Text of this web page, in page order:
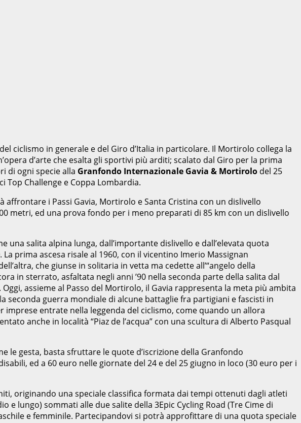
ciclismo in generale e del Giro d’Italia in particolare. Il Mortirolo collega la
d’arte che esalta gli sportivi più arditi; scalato dal Giro per la prima
di ogni specie alla Granfondo Internazionale Gavia & Mortirolo del 25
Top Challenge e Coppa Lombardia.
i Passi Gavia, Mortirolo e Santa Cristina con un dislivello
metri, ed una prova fondo per i meno preparati di 85 km con un dislivello
una salita alpina lunga, dall’importante dislivello e dall’elevata quota
prima ascesa risale al 1960, con il vicentino Imerio Massignan
che giunse in solitaria in vetta ma cedette all’“angelo della
in sterrato, asfaltata negli anni ’90 nella seconda parte della salita dal
assieme al Passo del Mortirolo, il Gavia rappresenta la meta più ambita
seconda guerra mondiale di alcune battaglie fra partigiani e fascisti in
entrate nella leggenda del ciclismo, come quando un allora
anche in località “Piaz de l’acqua” con una scultura di Alberto Pasqual
le gesta, basta sfruttare le quote d’iscrizione della Granfondo
ed a 60 euro nelle giornate del 24 e del 25 giugno in loco (30 euro per i
originando una speciale classifica formata dai tempi ottenuti dagli atleti
lungo) sommati alle due salite della 3Epic Cycling Road (Tre Cime di
e femminile. Partecipandovi si potrà approfittare di una quota speciale